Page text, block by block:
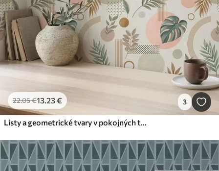
22.05€13.23€ 3
Listy a geometrické tvary v pokojných teplých odtieňoch